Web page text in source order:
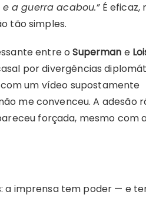
a guerra acabou.”É eficaz,
tão simples.
entre oSuperman e
por divergências
um vídeo supostamente
me convenceu. A adesão
forçada, mesmo com
a imprensa tem poder — e